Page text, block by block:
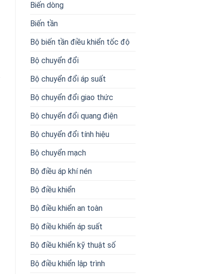
Biến dòng
Biến tần
Bộ biến tần điều khiển tốc độ
Bộ chuyển đổi
Bộ chuyển đổi áp suất
Bộ chuyển đổi giao thức
Bộ chuyển đổi quang điện
Bộ chuyển đổi tính hiệu
Bộ chuyển mạch
Bộ điều áp khí nén
Bộ điều khiển
Bộ điều khiển an toàn
Bộ điều khiển áp suất
Bộ điều khiển kỹ thuật số
Bộ điều khiển lập trình